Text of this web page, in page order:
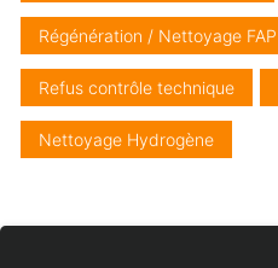
Régénération / Nettoyage FAP
Refus contrôle technique
Nettoyage Hydrogène